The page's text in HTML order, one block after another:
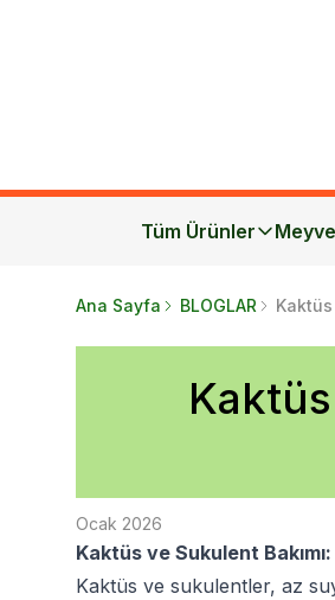
Tüm Ürünler
Ana Sayfa BLOGLAR
Ocak 2026
Kaktüs ve Sukulent
Kaktüs ve sukulentler, az